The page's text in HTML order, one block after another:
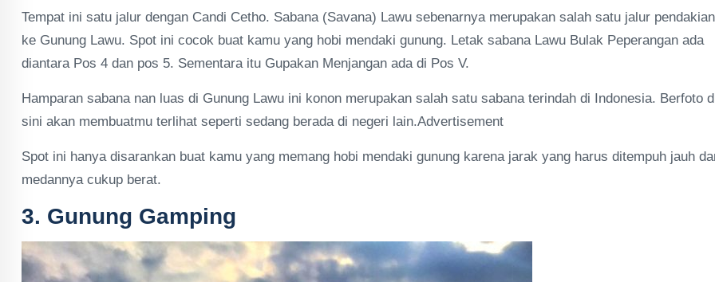
Tempat ini satu jalur dengan Candi Cetho. Sabana (Savana) Lawu sebenarnya merupakan salah satu jalur pendakian
ke Gunung Lawu. Spot ini cocok buat kamu yang hobi mendaki gunung. Letak sabana Lawu Bulak Peperangan ada
diantara Pos 4 dan pos 5. Sementara itu Gupakan Menjangan ada di Pos V.
Hamparan sabana nan luas di Gunung Lawu ini konon merupakan salah satu sabana terindah di Indonesia. Berfoto
sini akan membuatmu terlihat seperti sedang berada di negeri lain.Advertisement
Spot ini hanya disarankan buat kamu yang memang hobi mendaki gunung karena jarak yang harus ditempuh jauh
medannya cukup berat.
3. Gunung Gamping